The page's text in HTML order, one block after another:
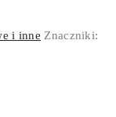
i inne Znaczniki: